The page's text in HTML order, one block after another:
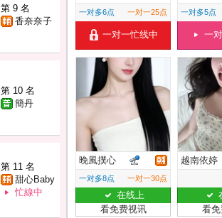
第 9 名
香奈奈子
第 10 名
簡丹
第 11 名
甜心Baby
忙線中
一对多6点 一对一25点
一对一忙线中
一对多5点
一
晚風撲心
一对多8点 一对一30点
在线上
看免费视讯
越南依婷
看